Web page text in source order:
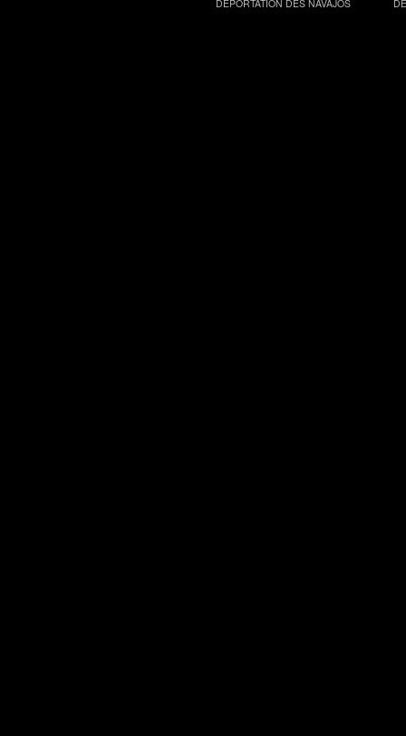
DEPORTATION DES NAVAJOS